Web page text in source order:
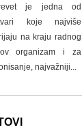
je jedna od
koje najviše
na kraju radnog
organizam i za
najvažniji...